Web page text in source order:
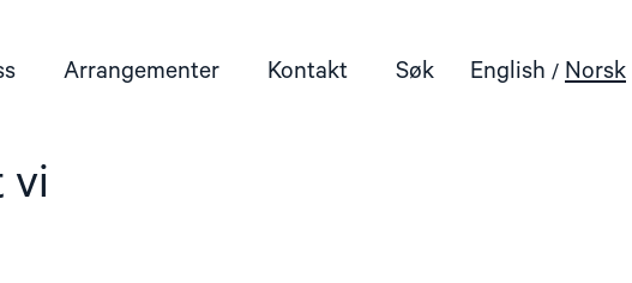
Arrangementer Kontakt Søk English Norsk
vi